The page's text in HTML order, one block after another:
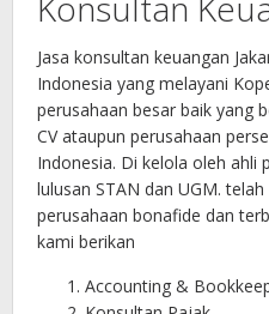
Jasa konsultan keuangan
Indonesia yang melayani
perusahaan besar baik yang
CV ataupun perusahaan
Indonesia. Di kelola oleh ahli
lulusan STAN dan UGM.
perusahaan bonafide dan
kami berikan
Accounting &